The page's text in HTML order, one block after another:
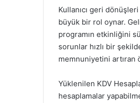
Kullanıcı geri
büyük bir rol oynar.
programın etkinliğini
sorunlar hızlı bir
memnuniyetini artıran
Yüklenilen KDV
hesaplamalar